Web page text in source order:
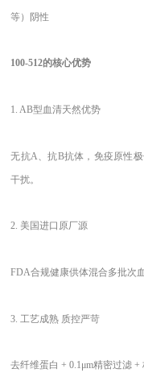
等）阴性
100-512的核心优势
1. AB型血清天然优势
无抗A、抗B抗体，免疫原性
干扰。
2. 美国进口原厂源
FDA合规健康供体混合多批次
3. 工艺成熟 质控严苛
去纤维蛋白 + 0.1μm精密过滤 +